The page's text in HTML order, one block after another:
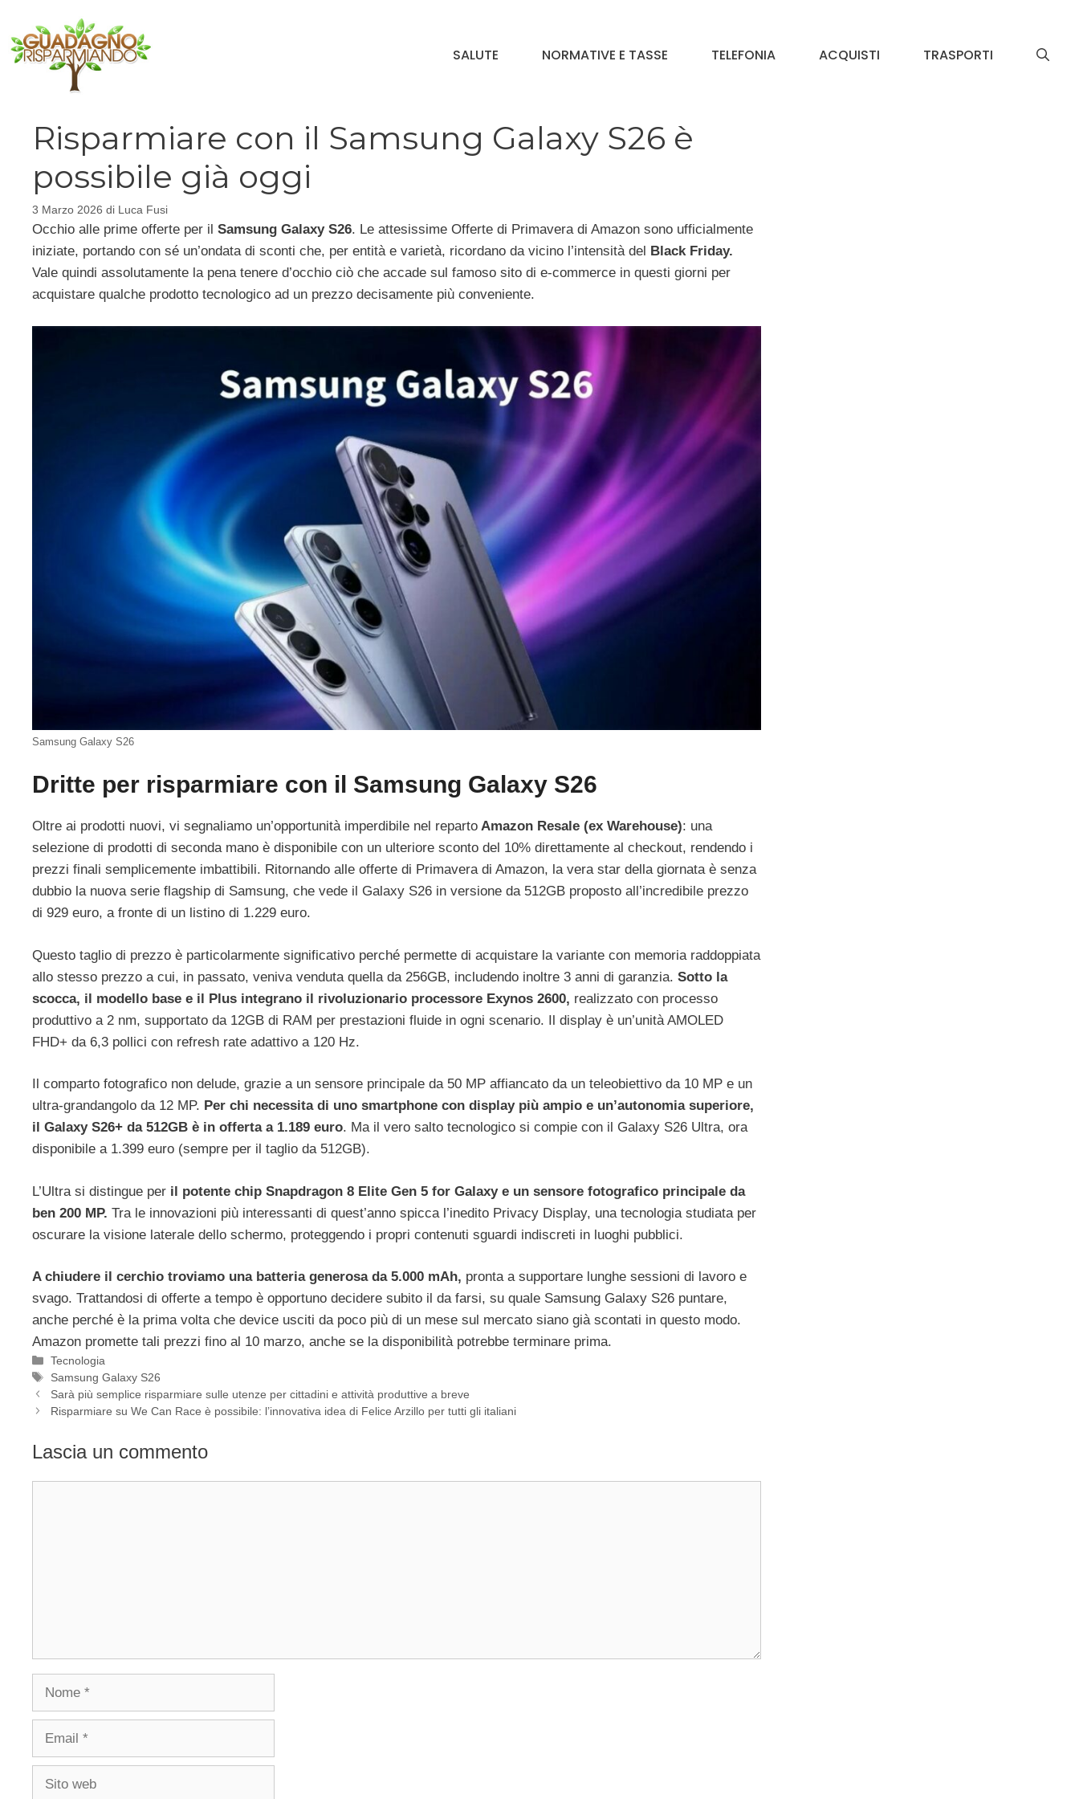
contenuto
SALUTE NORMATIVE E TASSE TELEFONIA ACQUISTI TRASPORTI
Risparmiare con il Samsung Galaxy S26 è
possibile già oggi
3 Marzo 2026 di Luca Fusi
Occhio alle prime offerte per il Samsung Galaxy S26. Le attesissime Offerte di Primavera di Amazon sono ufficialmente
iniziate, portando con sé un’ondata di sconti che, per entità e varietà, ricordano da vicino l’intensità del
Black Friday.
Vale quindi assolutamente la pena tenere d’occhio ciò che accade sul famoso sito di e-commerce in questi giorni per
acquistare qualche prodotto tecnologico ad un prezzo decisamente più conveniente.
Samsung Galaxy S26
Dritte per risparmiare con il Samsung Galaxy S26
Oltre ai prodotti nuovi, vi segnaliamo un’opportunità imperdibile nel reparto Amazon Resale (ex Warehouse): una
selezione di prodotti di seconda mano è disponibile con un ulteriore sconto del 10% direttamente al checkout, rendendo i
prezzi finali semplicemente imbattibili. Ritornando alle offerte di Primavera di Amazon, la vera star della giornata è senza
dubbio la nuova serie flagship di Samsung, che vede il Galaxy S26 in versione da 512GB proposto all’incredibile prezzo
di 929 euro, a fronte di un listino di 1.229 euro.
Questo taglio di prezzo è particolarmente significativo perché permette di acquistare la variante con memoria raddoppiata
allo stesso prezzo a cui, in passato, veniva venduta quella da 256GB, includendo inoltre 3 anni di garanzia. Sotto la
scocca, il modello base e il Plus integrano il rivoluzionario processore Exynos 2600, realizzato con processo
produttivo a 2 nm, supportato da 12GB di RAM per prestazioni fluide in ogni scenario. Il display è un’unità AMOLED
FHD+ da 6,3 pollici con refresh rate adattivo a 120 Hz.
Il comparto fotografico non delude, grazie a un sensore principale da 50 MP affiancato da un teleobiettivo da 10 MP e un
ultra-grandangolo da 12 MP. Per chi necessita di uno smartphone con display più ampio e un’autonomia superiore,
il Galaxy S26+ da 512GB è in offerta a 1.189 euro. Ma il vero salto tecnologico si compie con il Galaxy S26 Ultra, ora
disponibile a 1.399 euro (sempre per il taglio da 512GB).
L’Ultra si distingue per il potente chip Snapdragon 8 Elite Gen 5 for Galaxy e un sensore fotografico principale da
ben 200 MP. Tra le innovazioni più interessanti di quest’anno spicca l’inedito Privacy Display, una tecnologia studiata per
oscurare la visione laterale dello schermo, proteggendo i propri contenuti sguardi indiscreti in luoghi pubblici.
A chiudere il cerchio troviamo una batteria generosa da 5.000 mAh, pronta a supportare lunghe sessioni di lavoro e
svago. Trattandosi di offerte a tempo è opportuno decidere subito il da farsi, su quale Samsung Galaxy S26 puntare,
anche perché è la prima volta che device usciti da poco più di un mese sul mercato siano già scontati in questo modo.
Amazon promette tali prezzi fino al 10 marzo, anche se la disponibilità potrebbe terminare prima.
Categorie
Tecnologia
Tag
Samsung Galaxy S26
Sarà più semplice risparmiare sulle utenze per cittadini e attività produttive a breve
Risparmiare su We Can Race è possibile: l’innovativa idea di Felice Arzillo per tutti gli italiani
Lascia un commento